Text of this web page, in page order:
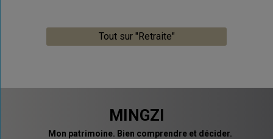
Tout sur "Retraite"
MINGZI
Mon patrimoine. Bien comprendre et décider.